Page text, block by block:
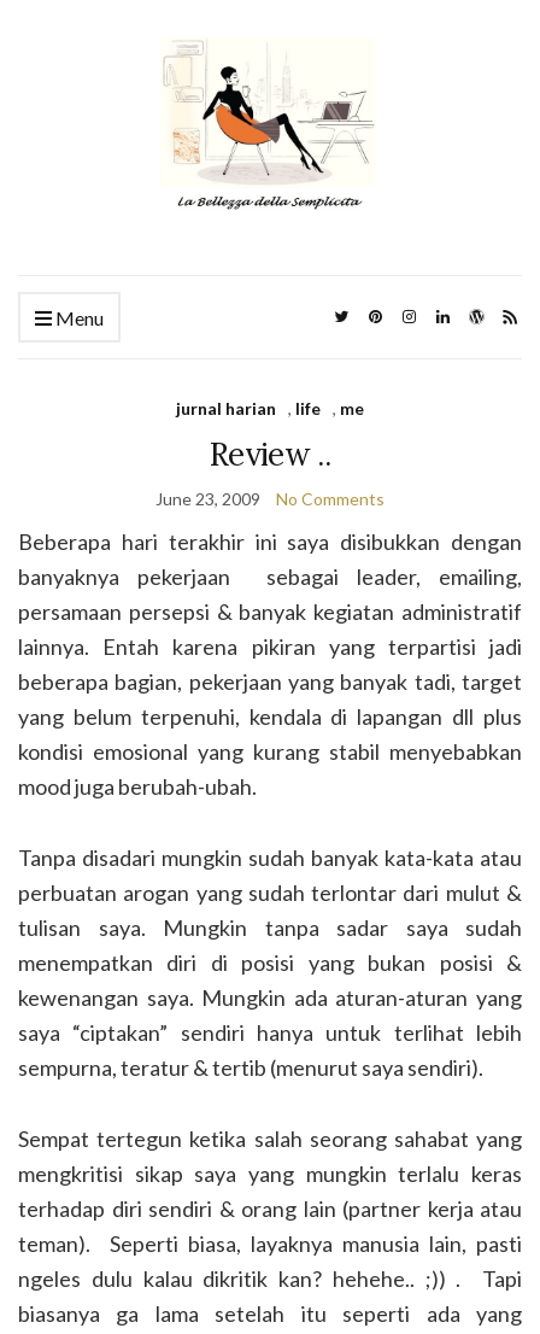
Menu
jurnal harian , life , me
Review ..
June 23, 2009 No Comments
Beberapa hari terakhir ini saya disibukkan dengan
banyaknya pekerjaan sebagai leader, emailing,
persamaan persepsi & banyak kegiatan administratif
lainnya. Entah karena pikiran yang terpartisi jadi
beberapa bagian, pekerjaan yang banyak tadi, target
yang belum terpenuhi, kendala di lapangan dll plus
kondisi emosional yang kurang stabil menyebabkan
mood juga berubah-ubah.
Tanpa disadari mungkin sudah banyak kata-kata atau
perbuatan arogan yang sudah terlontar dari mulut &
tulisan saya. Mungkin tanpa sadar saya sudah
menempatkan diri di posisi yang bukan posisi &
kewenangan saya. Mungkin ada aturan-aturan yang
saya “ciptakan” sendiri hanya untuk terlihat lebih
sempurna, teratur & tertib (menurut saya sendiri).
Sempat tertegun ketika salah seorang sahabat yang
mengkritisi sikap saya yang mungkin terlalu keras
terhadap diri sendiri & orang lain (partner kerja atau
teman). Seperti biasa, layaknya manusia lain, pasti
ngeles dulu kalau dikritik kan? hehehe.. ;)) . Tapi
biasanya ga lama setelah itu seperti ada yang